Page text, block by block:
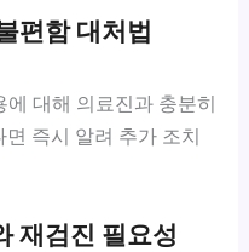
편함 대처법
대해 의료진과 충분히
즉시 알려 추가 조치
재검진 필요성